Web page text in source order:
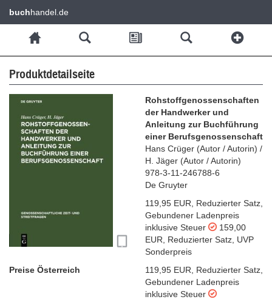
buchhandel.de
Produktdetailseite
Rohstoffgenossenschaften
der Handwerker und
Anleitung zur Buchführung
einer Berufsgenossenschaft
Hans Crüger (Autor / Autorin) /
H. Jäger (Autor / Autorin)
978-3-11-246788-6
De Gruyter
119,95 EUR
Reduzierter Satz
Gebundener Ladenpreis
inklusive Steuer
159,00
EUR
Reduzierter Satz UVP
Sonderpreis
Preise Österreich
119,95 EUR Reduzierter Satz
Gebundener Ladenpreis
inklusive Steuer